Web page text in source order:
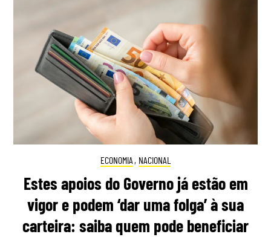
ECONOMIA , NACIONAL
Estes apoios do Governo já estão em
vigor e podem ‘dar uma folga’ à sua
carteira: saiba quem pode beneficiar